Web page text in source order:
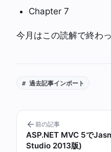
Chapter 7
今月はこの読解で終わ
# 過去記事インポート
前の記事
ASP.NET MVC 5で
Studio 2013版)